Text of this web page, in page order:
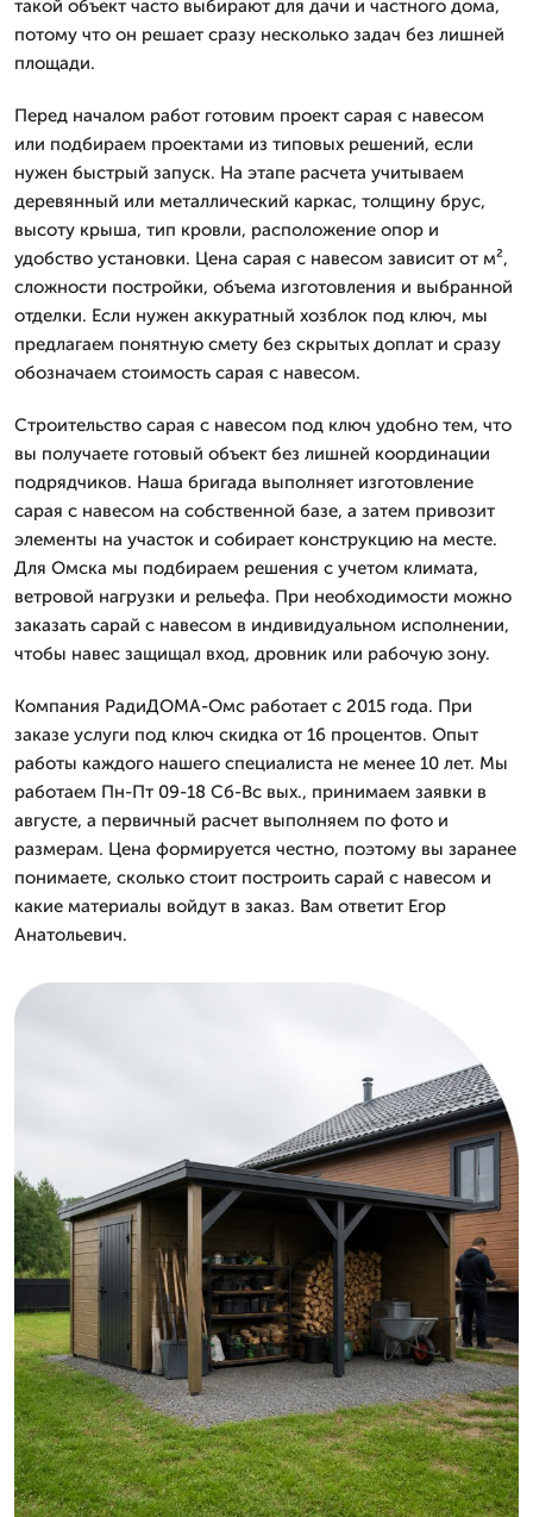
такой объект часто выбирают для дачи и частного дома,
потому что он решает сразу несколько задач без лишней
площади.
Перед началом работ готовим проект сарая с навесом
или подбираем проектами из типовых решений, если
нужен быстрый запуск. На этапе расчета учитываем
деревянный или металлический каркас, толщину брус,
высоту крыша, тип кровли, расположение опор и
удобство установки. Цена сарая с навесом зависит от м²,
сложности постройки, объема изготовления и выбранной
отделки. Если нужен аккуратный хозблок под ключ, мы
предлагаем понятную смету без скрытых доплат и сразу
обозначаем стоимость сарая с навесом.
Строительство сарая с навесом под ключ удобно тем, что
вы получаете готовый объект без лишней координации
подрядчиков. Наша бригада выполняет изготовление
сарая с навесом на собственной базе, а затем привозит
элементы на участок и собирает конструкцию на месте.
Для Омска мы подбираем решения с учетом климата,
ветровой нагрузки и рельефа. При необходимости можно
заказать сарай с навесом в индивидуальном исполнении,
чтобы навес защищал вход, дровник или рабочую зону.
Компания РадиДОМА-Омс работает с 2015 года. При
заказе услуги под ключ скидка от 16 процентов. Опыт
работы каждого нашего специалиста не менее 10 лет. Мы
работаем Пн-Пт 09-18 Сб-Вс вых., принимаем заявки в
августе, а первичный расчет выполняем по фото и
размерам. Цена формируется честно, поэтому вы заранее
понимаете, сколько стоит построить сарай с навесом и
какие материалы войдут в заказ. Вам ответит Егор
Анатольевич.